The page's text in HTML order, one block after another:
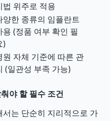
법 위주로 적용
양한 종류의 임플란트
용 (정품 여부 확인 필
)
원 자체 기준에 따른 관
(일관성 부족 가능)
야 할 필수 조건
는 단순히 지리적으로 가